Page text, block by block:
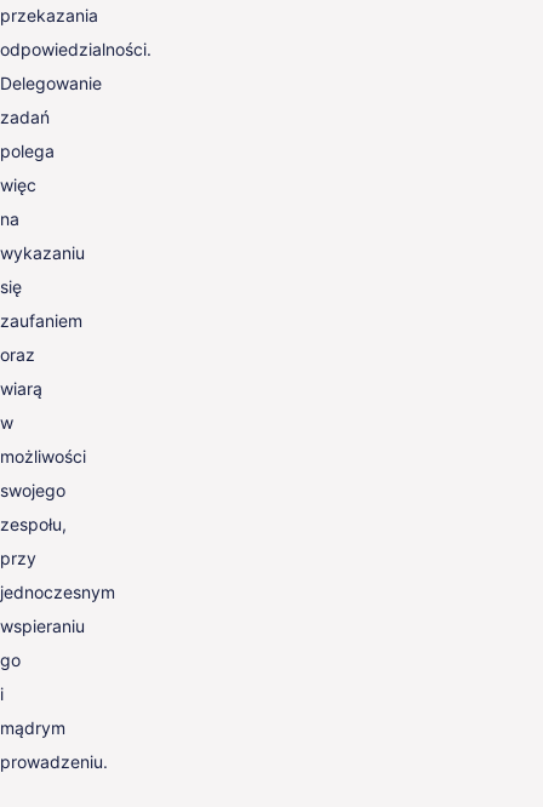
przekazania
odpowiedzialności.
Delegowanie
zadań
polega
więc
na
wykazaniu
się
zaufaniem
oraz
wiarą
w
możliwości
swojego
zespołu,
przy
jednoczesnym
wspieraniu
go
i
mądrym
prowadzeniu.